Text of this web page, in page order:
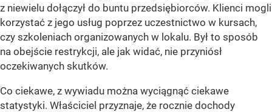
z niewielu dołączył do buntu przedsiębiorców. Klienci mogli
korzystać z jego usług poprzez uczestnictwo w kursach,
czy szkoleniach organizowanych w lokalu. Był to sposób
na obejście restrykcji, ale jak widać, nie przyniósł
oczekiwanych skutków.
Co ciekawe, z wywiadu można wyciągnąć ciekawe
statystyki. Właściciel przyznaje, że rocznie dochody